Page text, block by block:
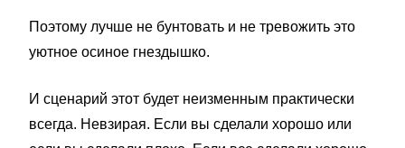
Поэтому лучше не бунтовать и не тревожить это
уютное осиное гнездышко.
И сценарий этот будет неизменным практически
всегда. Невзирая. Если вы сделали хорошо или